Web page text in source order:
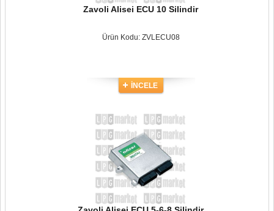
Zavoli Alisei ECU 10 Silindir
Ürün Kodu: ZVLECU08
İNCELE